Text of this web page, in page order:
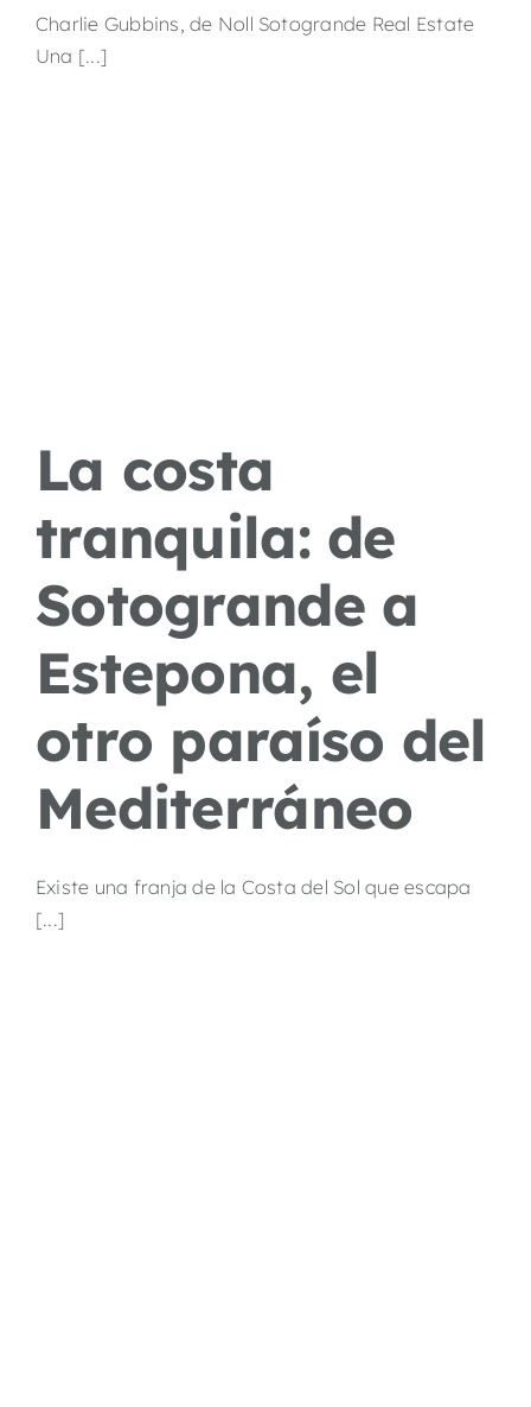
Charlie Gubbins, de Noll Sotogrande Real Estate
Una [...]
La costa
tranquila: de
Sotogrande a
Estepona, el
otro paraíso del
Mediterráneo
Existe una franja de la Costa del Sol que escapa
[...]